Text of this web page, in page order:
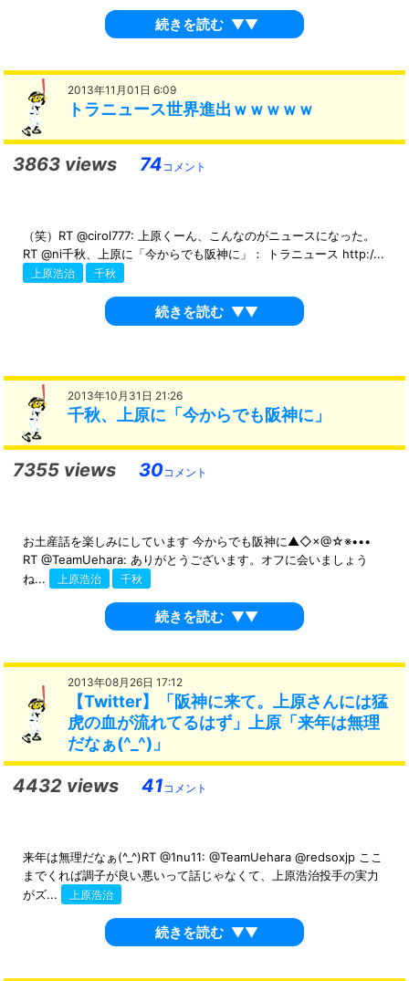
続きを読む ▼▼
2013年11月01日 6:09
トラニュース世界進出ｗｗｗｗｗ
3863 views 74コメント
（笑）RT @cirol777: 上原くーん、こんなのがニュースになった。
RT @ni千秋、上原に「今からでも阪神に」： トラニュース http:/...
上原浩治 千秋
続きを読む ▼▼
2013年10月31日 21:26
千秋、上原に「今からでも阪神に」
7355 views 30コメント
お土産話を楽しみにしています 今からでも阪神に▲◇×@☆※•••
RT @TeamUehara: ありがとうございます。オフに会いましょう
ね...
上原浩治 千秋
続きを読む ▼▼
2013年08月26日 17:12
【Twitter】「阪神に来て。上原さんには猛
虎の血が流れてるはず」上原「来年は無理
だなぁ(^_^)」
4432 views 41 コメント
来年は無理だなぁ(^_^)RT @1nu11: @TeamUehara @redsoxjp ここ
までくれば調子が良い悪いって話じゃなくて、上原浩治投手の実力
がズ...
上原浩治
続きを読む ▼▼